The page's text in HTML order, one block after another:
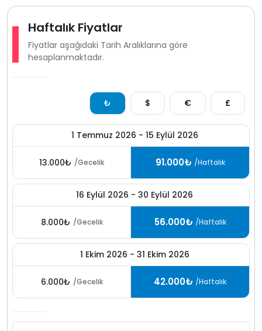
tarihlerde müsaitlik bulunması halinde yan tarafında
bulunanKAV2285kodlu villamızda alternatif
konaklama imkânı sunarak birbirine yakın tatil yapma
avantajı sağlamaktadır.
Haftalık Fiyatlar
Fiyatlar aşağıdaki Tarih Aralıklarına göre
hesaplanmaktadır.
₺ $ € £
1 Temmuz 2026 - 15 Eylül 2026
13.000₺ /Gecelik 91.000₺ /Haftalık
16 Eylül 2026 - 30 Eylül 2026
8.000₺ /Gecelik 56.000₺ /Haftalık
1 Ekim 2026 - 31 Ekim 2026
6.000₺ /Gecelik 42.000₺ /Haftalık